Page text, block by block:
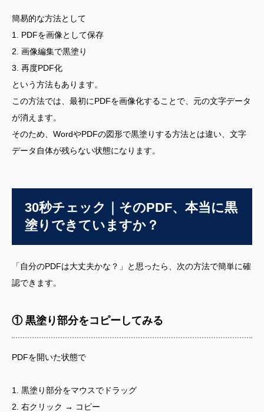
簡易的な方法として
1. PDFを画像として保存
2. 画像編集で黒塗り
3. 再度PDF化
という方法もあります。
この方法では、最初にPDFを画像化することで、元の文字データ
が消えます。
そのため、WordやPDFの図形で黒塗りする方法とは違い、文字
データ自体が残らない状態になります。
30秒チェック｜そのPDF、本当に黒
塗りできていますか？
「自分のPDFは大丈夫かな？」と思ったら、次の方法で簡単に確
認できます。
① 黒塗り部分をコピーしてみる
PDFを開いた状態で
1. 黒塗り部分をマウスでドラッグ
2. 右クリック → コピー